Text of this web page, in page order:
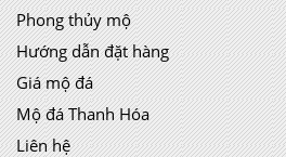
Phong thủy mộ
Hướng dẫn đặt hàng
Giá mộ đá
Mộ đá Thanh Hóa
Liên hệ